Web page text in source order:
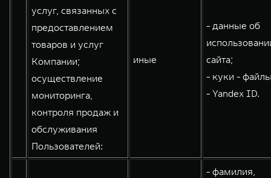
услуг, связанных с
предоставлением
товаров и услуг
Компании;
осуществление
мониторинга,
контроля продаж и
обслуживания
Пользователей:
иные
- данные об
сайта;
- куки -
- Yandex ID.
- фамилия,